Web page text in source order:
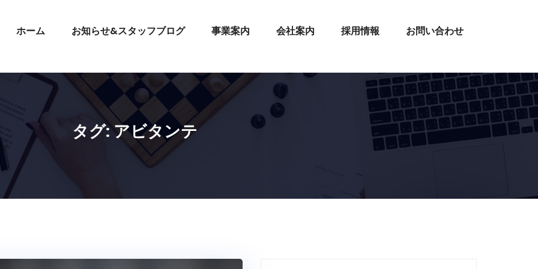
ホーム お知らせ&スタッフブログ 事業案内 会社案内 採用情報 お問い合わせ
タグ: アビタンテ